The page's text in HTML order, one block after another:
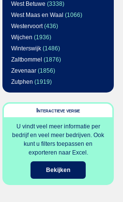
West Betuwe (3338)
West Maas en Waal (1066)
Westervoort(436)
Wijchen (1936)
Winterswijk (1486)
Zaltbommel (1876)
Zevenaar (1856)
Zutphen (1919)
Interactieve versie
U vindt veel meer informatie per
bedrijf en veel meer bedrijven. Ook
kunt u filters toepassen en
exporteren naar Excel.
Bekijken